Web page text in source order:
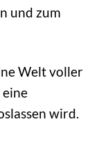
und zum
Welt voller
wird.